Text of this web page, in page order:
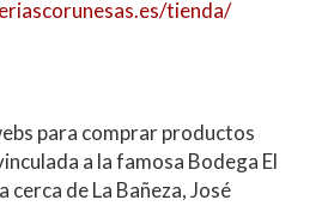
tienda/
para comprar productos
a la famosa Bodega El
de La Bañeza, José